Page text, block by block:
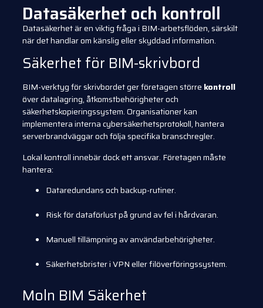
Datasäkerhet och kontroll
Datasäkerhet är en viktig fråga i BIM-arbetsflöden, särskilt
när det handlar om känslig eller skyddad information.
Säkerhet för BIM-skrivbord
BIM-verktyg för skrivbordet ger företagen större kontroll
över datalagring, åtkomstbehörigheter och
säkerhetskopieringssystem. Organisationer kan
implementera interna cybersäkerhetsprotokoll, hantera
serverbrandväggar och följa specifika branschregler.
Lokal kontroll innebär dock ett ansvar. Företagen måste
hantera:
Dataredundans och backup-rutiner.
Risk för dataförlust på grund av fel i hårdvaran.
Manuell tillämpning av användarbehörigheter.
Säkerhetsbrister i VPN eller filöverföringssystem.
Moln BIM Säkerhet